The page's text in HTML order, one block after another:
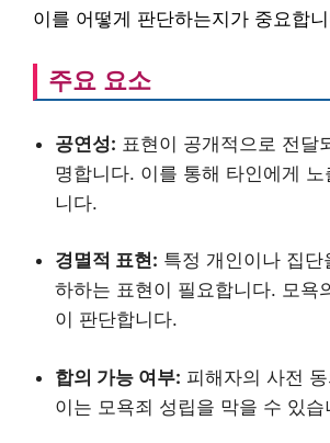
이를 어떻게 판단하는지가 중요합
주요 요소
공연성: 표현이 공개적으로 전달
명합니다. 이를 통해 타인에게
니다.
경멸적 표현: 특정 개인이나 집단
하하는 표현이 필요합니다. 모욕
이 판단합니다.
합의 가능 여부: 피해자의 사전
이는 모욕죄 성립을 막을 수 있습